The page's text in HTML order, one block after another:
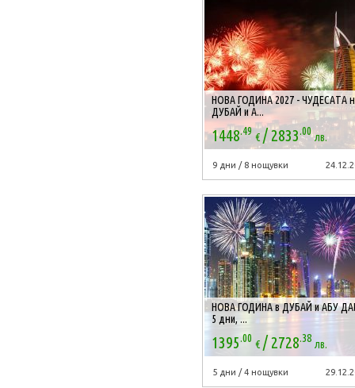
НОВА ГОДИНА 2027 - ЧУДЕСАТА
ДУБАЙ и А...
1448.49 €/2833.00 лв.
9 дни / 8 нощувки
НОВА ГОДИНА в ДУБАЙ и АБУ
5 дни, ...
1395.00 € /2728.38 лв.
5 дни / 4 нощувки